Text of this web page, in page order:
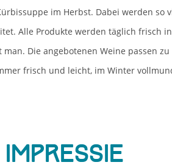
im Herbst. Dabei werden so
Alle Produkte werden täglich frisch
Die angebotenen Weine passen
frisch und leicht, im Winter
Impressie